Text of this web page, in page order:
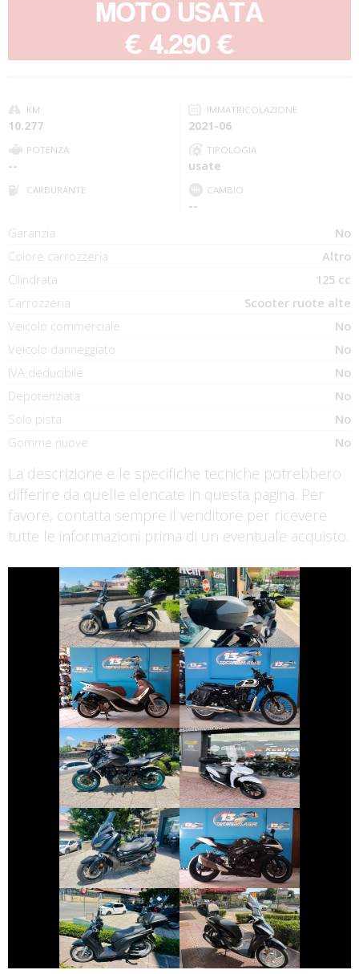
MOTO USATA
€ 4.290 €
KM
10.277
IMMATRICOLAZIONE
2021-06
POTENZA
--
TIPOLOGIA
usate
CARBURANTE CAMBIO
--
Garanzia
No
Colore carrozzeria
Altro
Cilindrata
125 cc
Carrozzeria
Scooter ruote alte
Veicolo commerciale
No
Veicolo danneggiato
No
IVA deducibile
No
Depotenziata
No
Solo pista
No
Gomme nuove
No
La descrizione e le specifiche tecniche potrebbero
differire da quelle elencate in questa pagina. Per
favore, contatta sempre il venditore per ricevere
tutte le informazioni prima di un eventuale acquisto.
HONDA SH HONDA X-ADV
PIAGGIO
BEVERLY
€ 3.590 €
BENELLI
IMPERIALE
€ 2.790 €
YAMAHA MT-07
€ 6.590 €
SYM BWT
€ 1.990 €
YAMAHA XMAX
€ 3.990 €
SUZUKI GSX-R
€ 6.490 €
HONDA SH
€ 2.690 €
HONDA SH
€ 2.450 €